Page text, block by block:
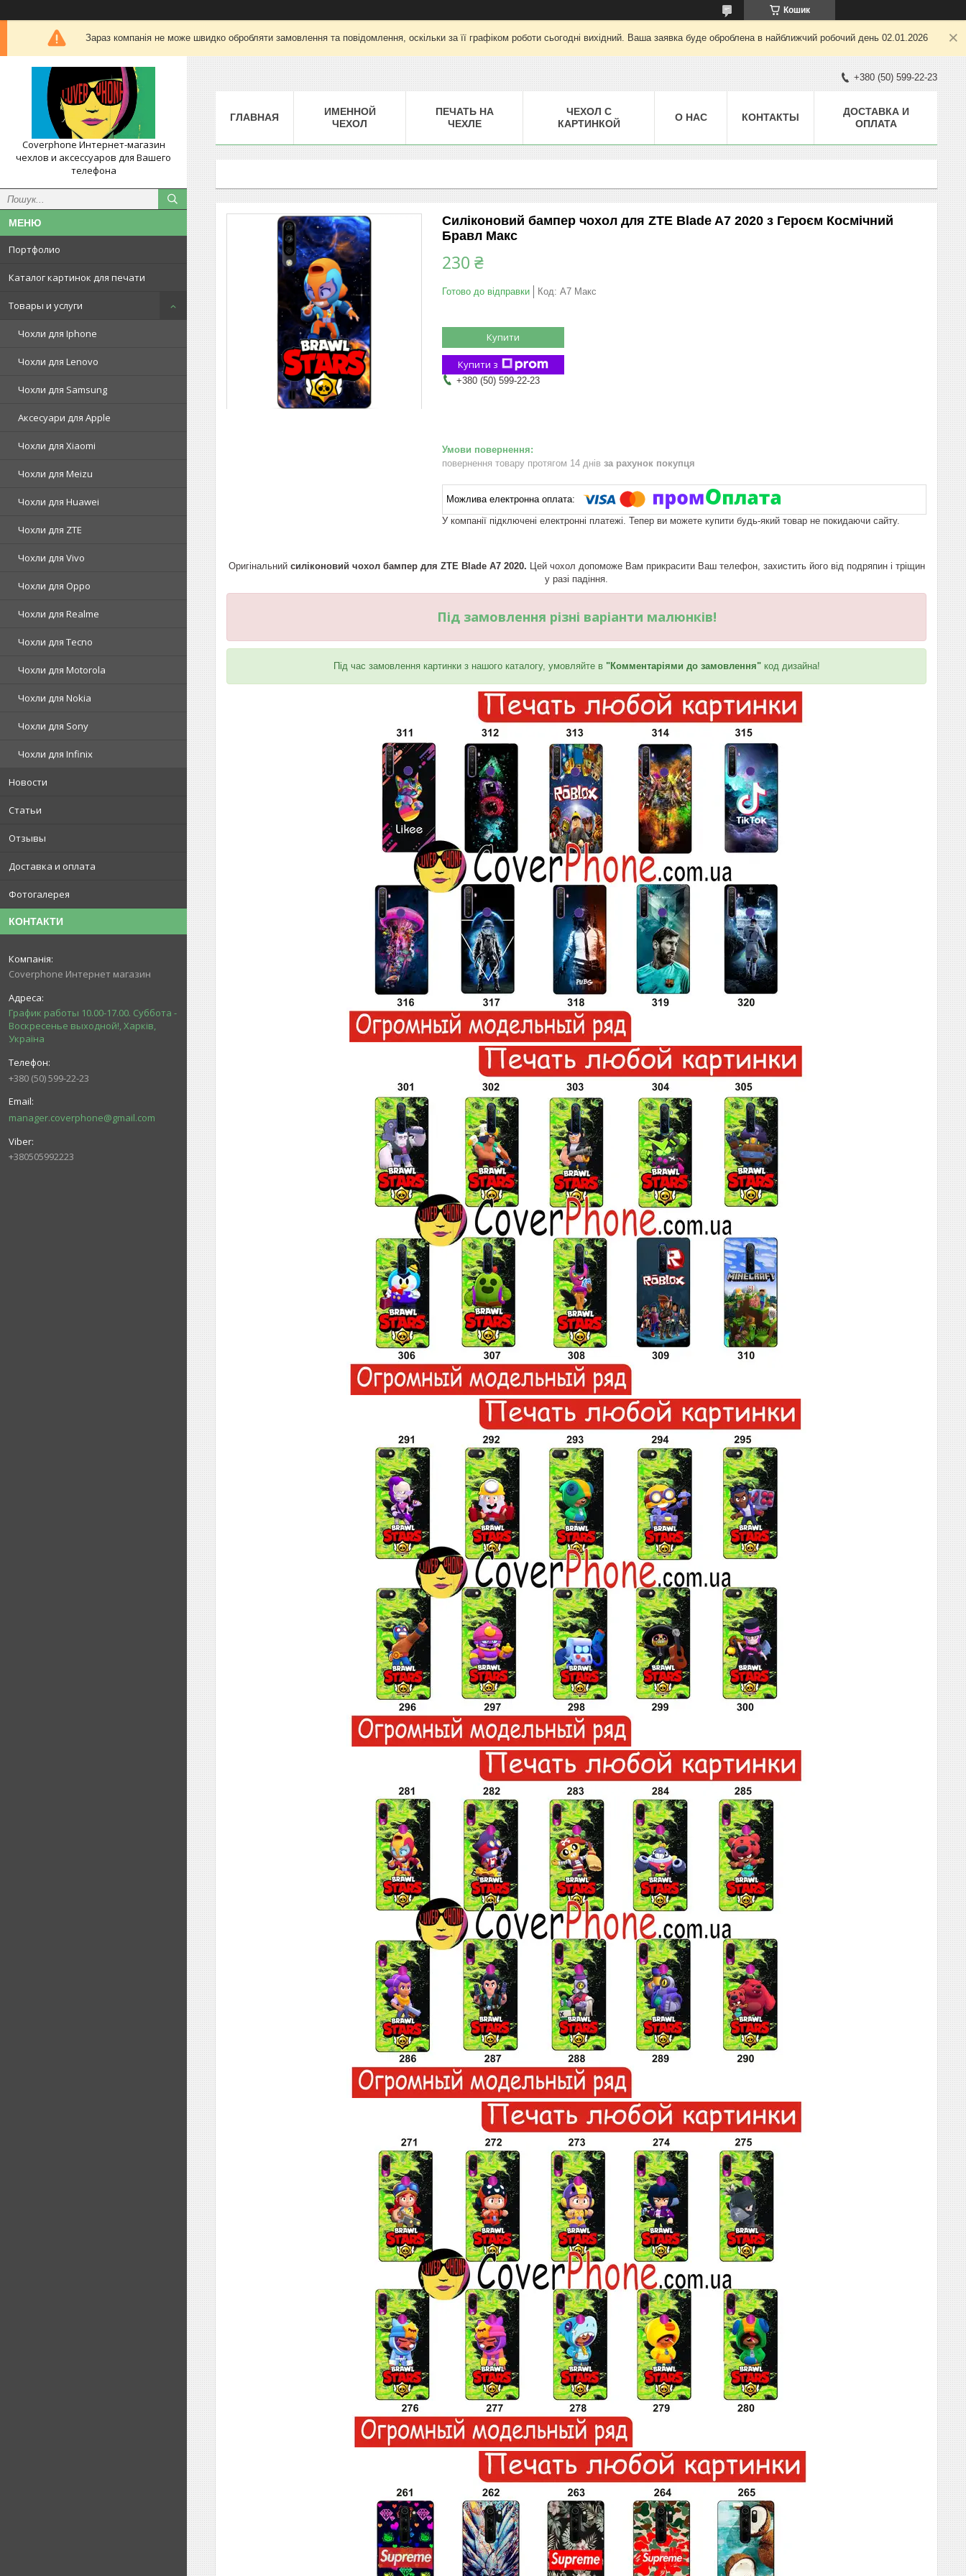
Кошик
Зараз компанія не може швидко обробляти замовлення та повідомлення, оскільки за її графіком роботи сьогодні вихідний. Ваша заявка буде оброблена в найближчий робочий день 02.01.2026
Coverphone Интернет-магазин
чехлов и аксессуаров для Вашего
телефона
Портфолио
Каталог картинок для печати
Товары и услуги
Чохли для Iphone
Чохли для Lenovo
Чохли для Samsung
Аксесуари для Apple
Чохли для Xiaomi
Чохли для Meizu
Чохли для Huawei
Чохли для ZTE
Чохли для Vivo
Чохли для Oppo
Чохли для Realme
Чохли для Tecno
Чохли для Motorola
Чохли для Nokia
Чохли для Sony
Чохли для Infinix
Новости
Статьи
Отзывы
Доставка и оплата
Фотогалерея
КОНТАКТИ
Coverphone Интернет магазин
График работы 10.00-17.00. Суббота -
Воскресенье выходной!, Харків,
Україна
+380 (50) 599-22-23
manager.coverphone@gmail.com
+380505992223
+380 (50) 599-22-23
ГЛАВНАЯ
ИМЕННОЙ
ЧЕХОЛ
ПЕЧАТЬ НА
ЧЕХЛЕ
ЧЕХОЛ С
КАРТИНКОЙ
О НАС КОНТАКТЫ
ДОСТАВКА И
ОПЛАТА
Силіконовий бампер чохол для ZTE Blade A7 2020 з Героєм Космічний
Бравл Макс
230 ₴
Готово до відправки Код: A7 Макс
Купити
Купити з
+380 (50) 599-22-23
повернення товару протягом 14 днів за рахунок покупця
У компанії підключені електронні платежі. Тепер ви можете купити будь-який товар не покидаючи сайту.
Оригінальний силіконовий чохол бампер для ZTE Blade A7 2020. Цей чохол допоможе Вам прикрасити Ваш телефон, захистить його від подряпин і тріщин
у разі падіння.
Під замовлення різні варіанти малюнків!
Під час замовлення картинки з нашого каталогу, умовляйте в "Комментаріями до замовлення"код дизайна!